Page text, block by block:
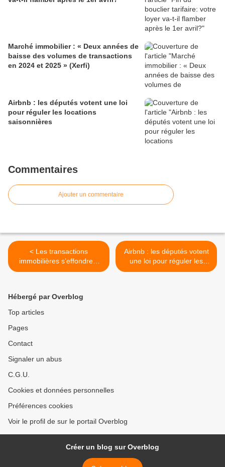
Marché immobilier : « Deux années de
baisse des volumes de transactions
en 2024 et 2025 » (Xerfi)
Airbnb : les députés votent une loi
pour réguler les locations
saisonnières
Commentaires
Ajouter un commentaire
< Les transactions
immobilières s’effondrent
de 22 % en 2023 en France
Airbnb : les députés votent
une loi pour réguler les
locations saisonnières >
Hébergé par Overblog
Top articles
Pages
Contact
Signaler un abus
C.G.U.
Cookies et données personnelles
Préférences cookies
Voir le profil de sur le portail Overblog
Créer un blog sur Overblog